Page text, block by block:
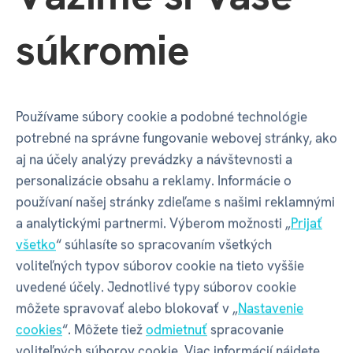
Výška balenia
GPSR - Výrobca
Název DELAB, s.r.o.
Adresa
Železničná 1534 | Senica |
90501 | Slovensko
Obchodní
53548256
súkromie
Používame súbory cookie a podobné technológie
potrebné na správne fungovanie webovej stránky, ako
aj na účely analýzy prevádzky a návštevnosti a
personalizácie obsahu a reklamy. Informácie o
používaní našej stránky zdieľame s našimi reklamnými
a analytickými partnermi. Výberom možnosti „Prijať
všetko“ súhlasíte so spracovaním všetkých
voliteľných typov súborov cookie na tieto vyššie
uvedené účely. Jednotlivé typy súborov cookie
môžete spravovať alebo blokovať v „Nastavenie
cookies“. Môžete tiežodmietnuťspracovanie